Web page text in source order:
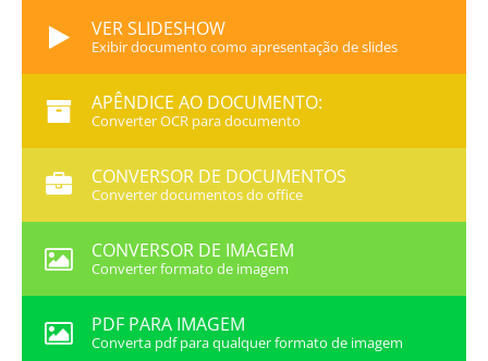
VER SLIDESHOW
Exibir documento como apresentação de slides
APÊNDICE AO DOCUMENTO:
Converter OCR para documento
CONVERSOR DE DOCUMENTOS
Converter documentos do office
CONVERSOR DE IMAGEM
Converter formato de imagem
PDF PARA IMAGEM
Converta pdf para qualquer formato de imagem